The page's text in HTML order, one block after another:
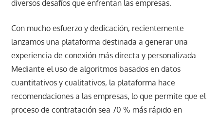
diversos desafíos que enfrentan las empresas.
Con mucho esfuerzo y dedicación, recientemente
lanzamos una plataforma destinada a generar una
experiencia de conexión más directa y personalizada.
Mediante el uso de algoritmos basados ​​en datos
cuantitativos y cualitativos, la plataforma hace
recomendaciones a las empresas, lo que permite que el
proceso de contratación sea 70 % más rápido en